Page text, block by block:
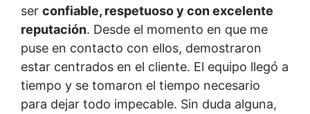
ser confiable, respetuoso y con excelente
reputación. Desde el momento en que me
puse en contacto con ellos, demostraron
estar centrados en el cliente. El equipo llegó a
tiempo y se tomaron el tiempo necesario
para dejar todo impecable. Sin duda alguna,